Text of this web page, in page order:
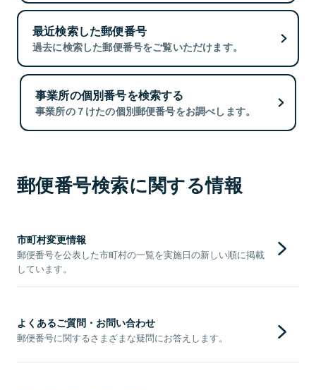
最近検索した郵便番号
過去に検索した郵便番号をご覧いただけます。
事業所の個別番号を検索する
事業所の７けたの個別郵便番号をお調べします。
郵便番号検索に関する情報
市町村変更情報
郵便番号を公表した市町村の一覧を実施日の新しい順に掲載
しています。
よくあるご質問・お問い合わせ
郵便番号に関するさまざまな疑問にお答えします。